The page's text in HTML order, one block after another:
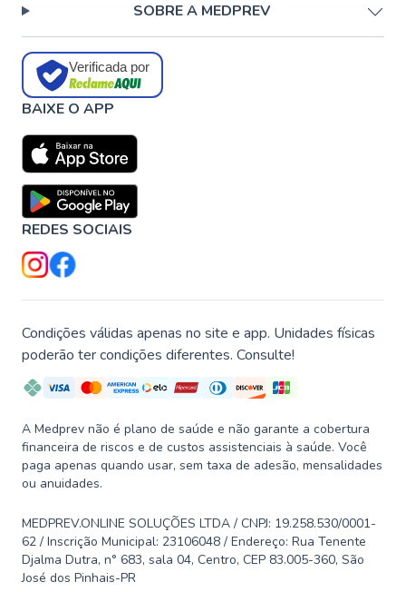
SOBRE A MEDPREV
Verificada por
BAIXE O APP
REDES SOCIAIS
Condições válidas apenas no site e app. Unidades físicas
poderão ter condições diferentes. Consulte!
A Medprev não é plano de saúde e não garante a cobertura
financeira de riscos e de custos assistenciais à saúde. Você
paga apenas quando usar, sem taxa de adesão, mensalidades
ou anuidades.
MEDPREV.ONLINE SOLUÇÕES LTDA / CNPJ: 19.258.530/0001-
62 / Inscrição Municipal: 23106048 / Endereço: Rua Tenente
Djalma Dutra, n° 683, sala 04, Centro, CEP 83.005-360, São
José dos Pinhais-PR